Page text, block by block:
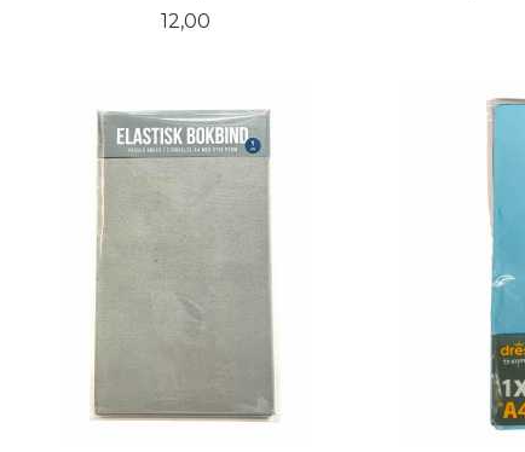
Pris
12,00